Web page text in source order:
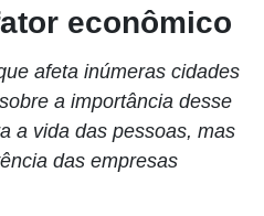
econômico
afeta inúmeras cidades
a importância desse
a vida das pessoas, mas
das empresas